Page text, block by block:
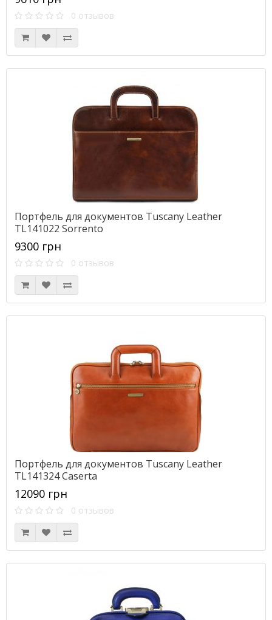
0 отзывов
Портфель для документов Tuscany Leather
TL141022 Sorrento
9300 грн
0 отзывов
Портфель для документов Tuscany Leather
TL141324 Caserta
12090 грн
0 отзывов